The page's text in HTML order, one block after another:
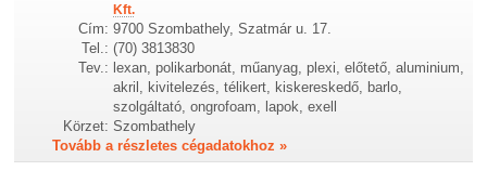
Kft.
Cím: 9700 Szombathely, Szatmár u. 17.
Tel.: (70) 3813830
Tev.: lexan, polikarbonát, műanyag, plexi, előtető, aluminium,
akril, kivitelezés, télikert, kiskereskedő, barlo,
szolgáltató, ongrofoam, lapok, exell
Körzet: Szombathely
Tovább a részletes cégadatokhoz »